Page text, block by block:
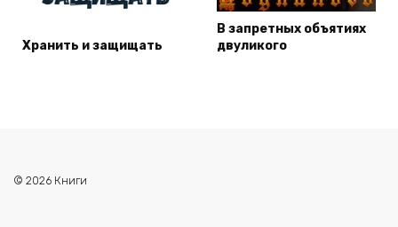
Хранить и защищать
В запретных объятиях
двуликого
© 2026 Книги